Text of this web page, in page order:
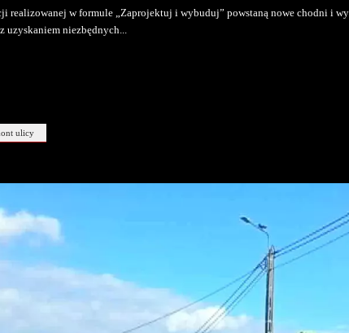
realizowanej w formule „Zaprojektuj i wybuduj” powstaną nowe chodni i
uzyskaniem niezbędnych
ulicy